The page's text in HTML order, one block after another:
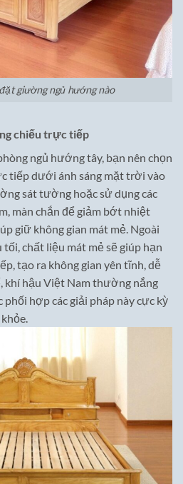
giường ngủ hướng nào
chiếu trực tiếp
ngủ hướng tây, bạn nên chọn
tiếp dưới ánh sáng mặt trời vào
sát tường hoặc sử dụng các
màn chắn để giảm bớt nhiệt
giữ không gian mát mẻ. Ngoài
tối, chất liệu mát mẻ sẽ giúp hạn
tạo ra không gian yên tĩnh, dễ
khí hậu Việt Nam thường nắng
phối hợp các giải pháp này cực kỳ